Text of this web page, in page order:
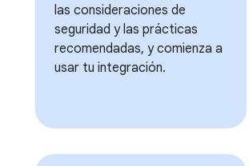
las consideraciones de
seguridad y las prácticas
recomendadas, y comienza a
usar tu integración.